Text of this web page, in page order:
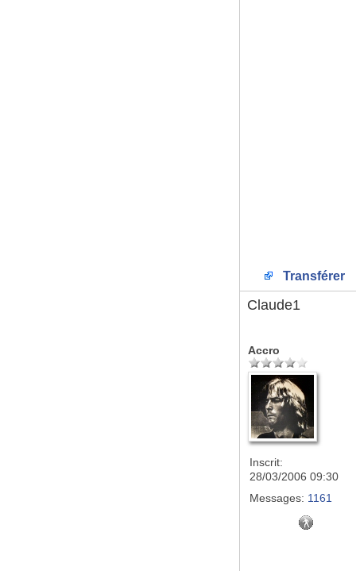
Transférer
Claude1
Accro
Inscrit:
28/03/2006 09:30
Messages: 1161